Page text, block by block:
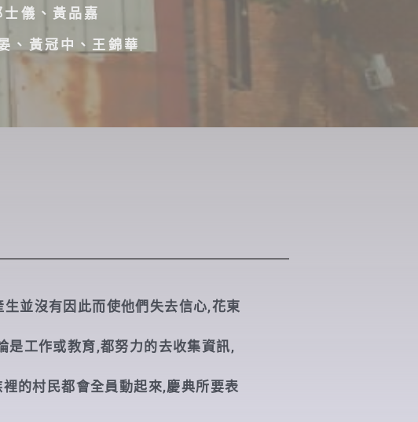
儀、黃品嘉
、黃冠中、王錦華
並沒有因此而使他們失去信心,花東
是工作或教育,都努力的去收集資訊,
的村民都會全員動起來,慶典所要表